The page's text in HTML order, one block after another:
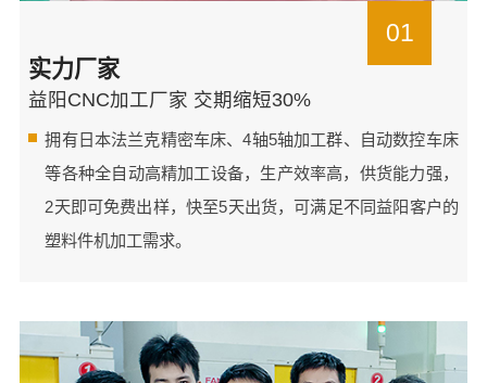
01
实力厂家
益阳CNC加工厂家 交期缩短30%
拥有日本法兰克精密车床、4轴5轴加工群、自动数控车床
等各种全自动高精加工设备，生产效率高，供货能力强，
2天即可免费出样，快至5天出货，可满足不同益阳客户的
塑料件机加工需求。